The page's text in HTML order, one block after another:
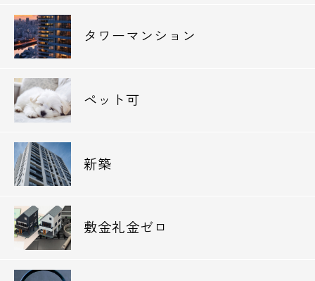
タワーマンション
ペット可
新築
敷金礼金ゼロ